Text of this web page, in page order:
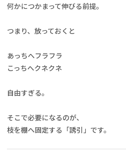
何かにつかまって伸びる前提。
つまり、放っておくと
あっちへフラフラ
こっちへクネクネ
自由すぎる。
そこで必要になるのが、
枝を棚へ固定する「誘引」です。